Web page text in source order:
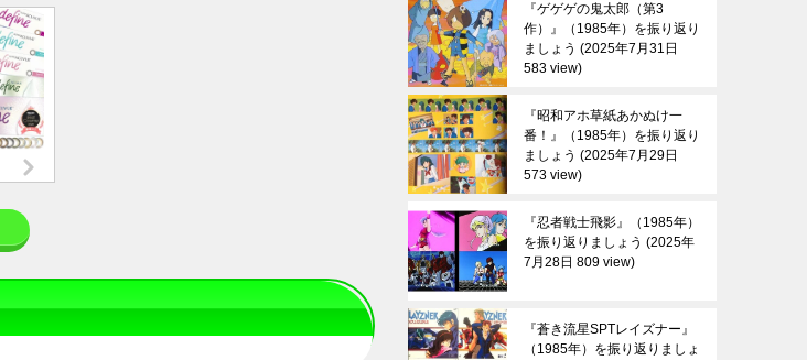
『ゲゲゲの鬼太郎（第3
作）』（1985年）を振り返り
ましょう
2025年7月31日
583 view
『昭和アホ草紙あかぬけ一
番！』（1985年）を振り返り
ましょう
2025年7月29日
573 view
『忍者戦士飛影』（1985年）
を振り返りましょう
2025年
7月28日 809 view
『蒼き流星SPTレイズナー』
（1985年）を振り返りましょ